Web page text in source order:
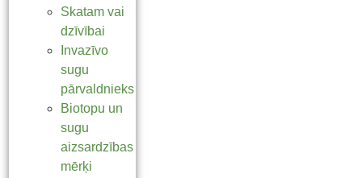
Skatam vai
dzīvībai
Invazīvo
sugu
pārvaldnieks
Biotopu un
sugu
aizsardzības
mērķi